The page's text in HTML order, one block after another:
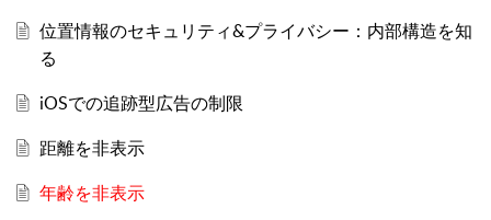
位置情報のセキュリティ&プライバシー：内部構造を知
る
iOSでの追跡型広告の制限
距離を非表示
年齢を非表示